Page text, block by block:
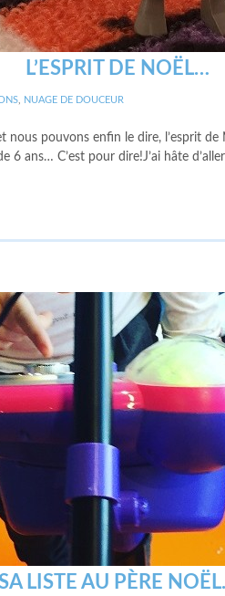
L’ESPRIT DE NOËL…
NUAGE DE DOUCEUR
nous pouvons enfin le dire, l’esprit
6 ans… C’est pour dire!J’ai hâte
LISTE AU PÈRE